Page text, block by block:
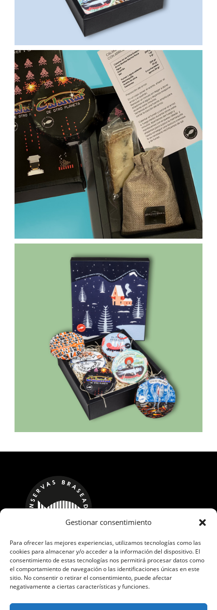
Gestionar consentimiento
Para ofrecer las mejores experiencias, utilizamos tecnologías como las
cookies para almacenar y/o acceder a la información del dispositivo. El
consentimiento de estas tecnologías nos permitirá procesar datos como
el comportamiento de navegación o las identificaciones únicas en este
sitio. No consentir o retirar el consentimiento, puede afectar
negativamente a ciertas características y funciones.
32,00 €
85,00 €
CALLE LOS ROBLES, 17 POL. IND. GUADAMÍA
33569 RIBADESELLA, ASTURIAS
Teléfono:+34 648 443 237